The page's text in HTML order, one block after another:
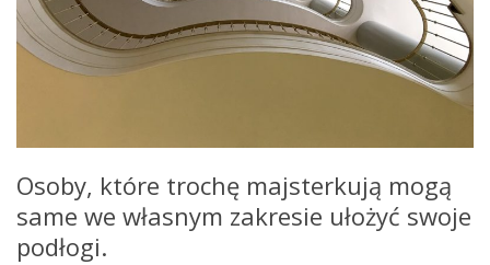
Osoby, które trochę majsterkują mogą
same we własnym zakresie ułożyć swoje
podłogi.